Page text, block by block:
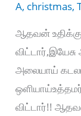
A, christmas,
ஆதவன்
அலையாய்
விட்டார்!!